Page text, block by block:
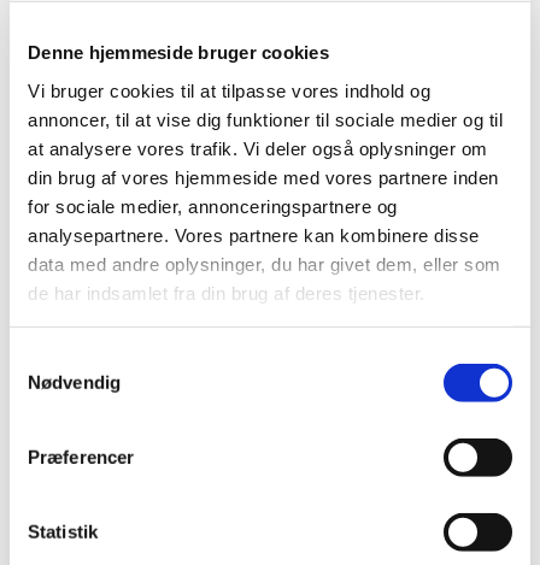
Denne hjemmeside bruger cookies
Vi bruger cookies til at tilpasse vores indhold og
annoncer, til at vise dig funktioner til sociale medier og til
at analysere vores trafik. Vi deler også oplysninger om
din brug af vores hjemmeside med vores partnere inden
for sociale medier, annonceringspartnere og
analysepartnere. Vores partnere kan kombinere disse
data med andre oplysninger, du har givet dem, eller som
de har indsamlet fra din brug af deres tjenester.
Nødvendig
Præferencer
Statistik
kirkerum.
Til gudstjenester hos os fylder musikken meget og vi
synger gerne både ældre og nyere salmer, ledsaget af
både orgel og flygel.
Vi tror på, at kristendommen skal være relevant og
meningsfuld i hverdagen, og vi bestræber os på at
fortolke dagens tekst gennem et sprog, der taler til dig,
hvor du står i livet.
Alle er velkomne – uanset om du er vant til kirke eller